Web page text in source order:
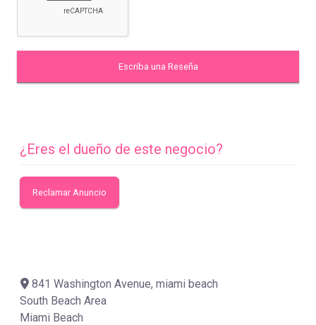
¿Eres el dueño de este negocio?
Reclamar Anuncio
841 Washington Avenue, miami beach
South Beach Area
Miami Beach